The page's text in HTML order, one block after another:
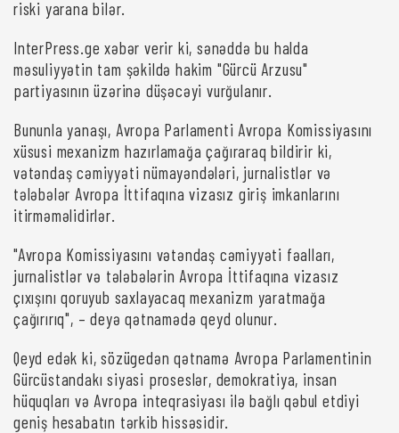
riski yarana bilər.
InterPress.ge xəbər verir ki, sənəddə bu halda
məsuliyyətin tam şəkildə hakim "Gürcü Arzusu"
partiyasının üzərinə düşəcəyi vurğulanır.
Bununla yanaşı, Avropa Parlamenti Avropa Komissiyasını
xüsusi mexanizm hazırlamağa çağıraraq bildirir ki,
vətəndaş cəmiyyəti nümayəndələri, jurnalistlər və
tələbələr Avropa İttifaqına vizasız giriş imkanlarını
itirməməlidirlər.
"Avropa Komissiyasını vətəndaş cəmiyyəti fəalları,
jurnalistlər və tələbələrin Avropa İttifaqına vizasız
çıxışını qoruyub saxlayacaq mexanizm yaratmağa
çağırırıq", – deyə qətnamədə qeyd olunur.
Qeyd edək ki, sözügedən qətnamə Avropa Parlamentinin
Gürcüstandakı siyasi proseslər, demokratiya, insan
hüquqları və Avropa inteqrasiyası ilə bağlı qəbul etdiyi
geniş hesabatın tərkib hissəsidir.